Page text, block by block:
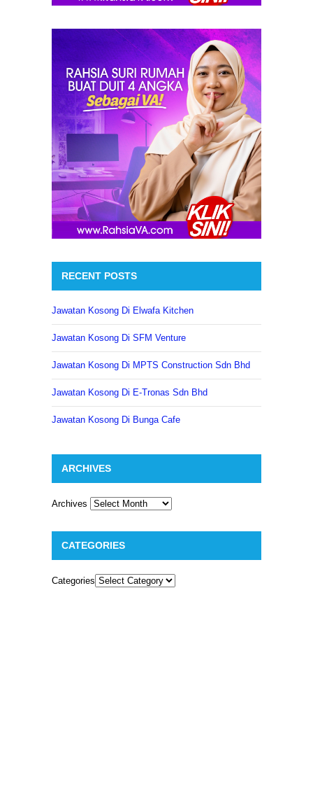
RECENT POSTS
Jawatan Kosong Di Elwafa Kitchen
Jawatan Kosong Di SFM Venture
Jawatan Kosong Di MPTS Construction Sdn Bhd
Jawatan Kosong Di E-Tronas Sdn Bhd
Jawatan Kosong Di Bunga Cafe
ARCHIVES
Archives
CATEGORIES
Categories